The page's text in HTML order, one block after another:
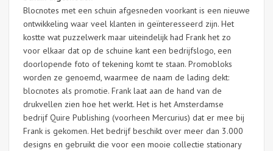
Blocnotes met een schuin afgesneden voorkant is een nieuwe
ontwikkeling waar veel klanten in geïnteresseerd zijn. Het
kostte wat puzzelwerk maar uiteindelijk had Frank het zo
voor elkaar dat op de schuine kant een bedrijfslogo, een
doorlopende foto of tekening komt te staan. Promobloks
worden ze genoemd, waarmee de naam de lading dekt:
blocnotes als promotie. Frank laat aan de hand van de
drukvellen zien hoe het werkt. Het is het Amsterdamse
bedrijf Quire Publishing (voorheen Mercurius) dat er mee bij
Frank is gekomen. Het bedrijf beschikt over meer dan 3.000
designs en gebruikt die voor een mooie collectie stationary